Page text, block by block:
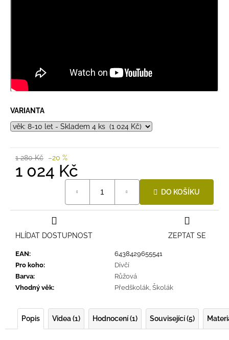
VARIANTA
1 280 Kč –20 %
1 024 Kč
DO KOŠÍKU
EAN:
6438429655541
Pro koho:
Dívčí
Barva:
Růžová
Vhodný věk: Předškolák, Školák
ZEPTAT SE
HLÍDAT DOSTUPNOST
Popis Videa (1) Hodnocení (1) Související (5)